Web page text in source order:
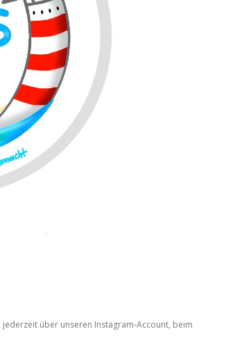
über unseren Instagram-Account, beim